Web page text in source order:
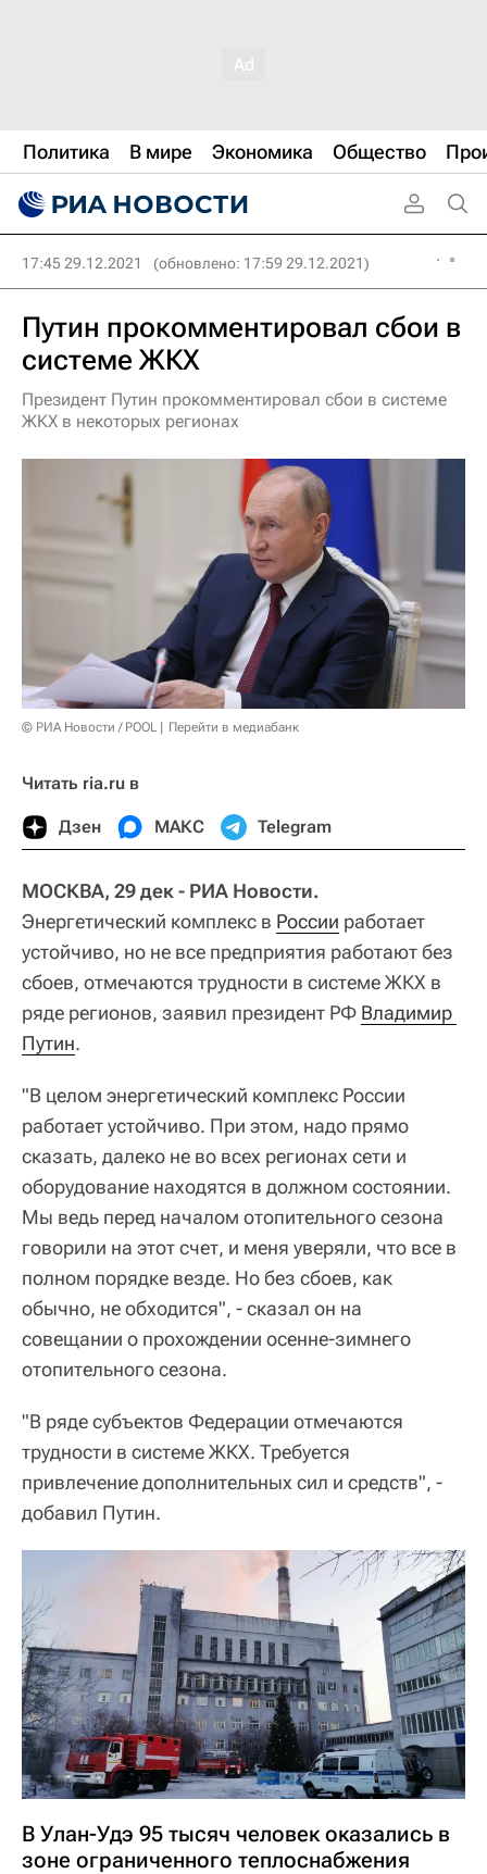
Политика В мире Экономика Общество
17:45 29.12.2021 (обновлено: 17:59 29.12.2021)
Путин прокомментировал сбои в
системе ЖКХ
Президент Путин прокомментировал сбои в системе
ЖКХ в некоторых регионах
© РИА Новости / POOL Перейти в медиабанк
Читать ria.ru в
Дзен МАКС Telegram
МОСКВА, 29 дек - РИА Новости.
Энергетический комплекс в России работает
устойчиво, но не все предприятия работают без
сбоев, отмечаются трудности в системе ЖКХ в
ряде регионов, заявил президент РФ Владимир
Путин.
"В целом энергетический комплекс России
работает устойчиво. При этом, надо прямо
сказать, далеко не во всех регионах сети и
оборудование находятся в должном состоянии.
Мы ведь перед началом отопительного сезона
говорили на этот счет, и меня уверяли, что все в
полном порядке везде. Но без сбоев, как
обычно, не обходится", - сказал он на
совещании о прохождении осенне-зимнего
отопительного сезона.
"В ряде субъектов Федерации отмечаются
трудности в системе ЖКХ. Требуется
привлечение дополнительных сил и средств", -
добавил Путин.
В Улан-Удэ 95 тысяч человек оказались в
зоне ограниченного теплоснабжения